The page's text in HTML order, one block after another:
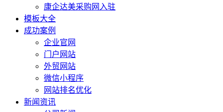
康企达美采购网入驻
模板大全
成功案例
企业官网
门户网站
外贸网站
微信小程序
网站排名优化
新闻资讯